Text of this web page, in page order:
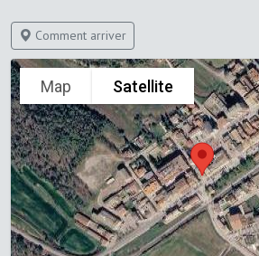
Comment arriver
Map Satellite